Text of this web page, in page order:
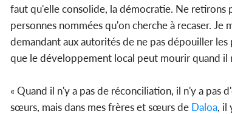
faut qu'elle consolide, la démocratie. Ne retirons
personnes nommées qu'on cherche à recaser.
demandant aux autorités de ne pas dépouiller
que le développement local peut mourir quand il
« Quand il n'y a pas de réconciliation, il n'y a pas
sœurs, mais dans mes frères et sœurs de Daloa, il